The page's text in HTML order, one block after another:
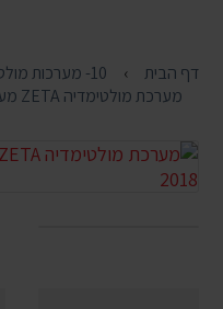
דף הבית 10- מערכות מולטימדיה לרכב ,מצלמות תיעוד נסיעה ,כרטיסי סים / חבילות גלישה , ואביזרי התקנה
מערכת מולטימדיה ZETA מערכת הפעלה אנדרואיד פיג'ו 2008 2014-2018